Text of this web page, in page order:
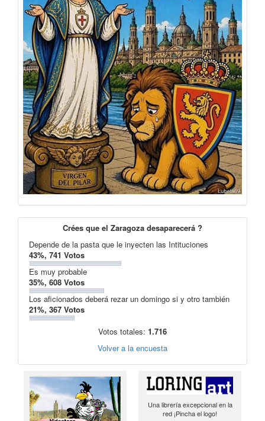
Crées que el Zaragoza desaparecerá ?
Depende de la pasta que le inyecten las Intituciones
43%, 741 Votos
Es muy probable
35%, 608 Votos
Los aficionados deberá rezar un domingo si y otro también
21%, 367 Votos
Votos totales: 1.716
Volver a la encuesta
Una librería excepcional en la
red ¡Pincha el logo!